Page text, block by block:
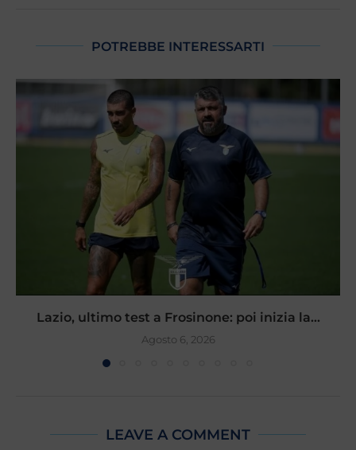
POTREBBE INTERESSARTI
Lazio, ultimo test a Frosinone: poi inizia la...
Agosto 6, 2026
LEAVE A COMMENT